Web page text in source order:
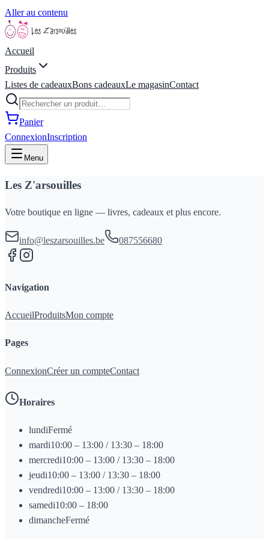
Aller au contenu
Accueil
Produits
Listes de cadeauxBons cadeauxLe magasinContact
Panier
ConnexionInscription
Menu
Les Z'arsouilles
Votre boutique en ligne — livres, cadeaux et plus encore.
info@leszarsouilles.be 087556680
Navigation
AccueilProduitsMon compte
Pages
ConnexionCréer un compteContact
Horaires
lundiFermé
mardi10:00 – 13:00 / 13:30 – 18:00
mercredi10:00 – 13:00 / 13:30 – 18:00
jeudi10:00 – 13:00 / 13:30 – 18:00
vendredi10:00 – 13:00 / 13:30 – 18:00
samedi10:00 – 18:00
dimancheFermé